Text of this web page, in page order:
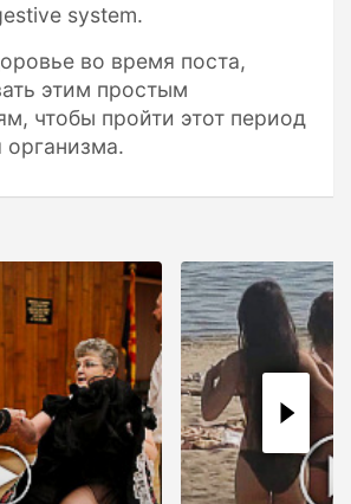
system.
во время поста,
этим простым
чтобы пройти этот период
организма.